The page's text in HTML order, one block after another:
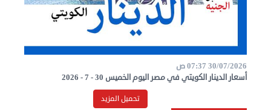
30/07/2026 07:37 ص
أسعار الدينار الكويتي في مصر اليوم الخميس 30 - 7 - 2026